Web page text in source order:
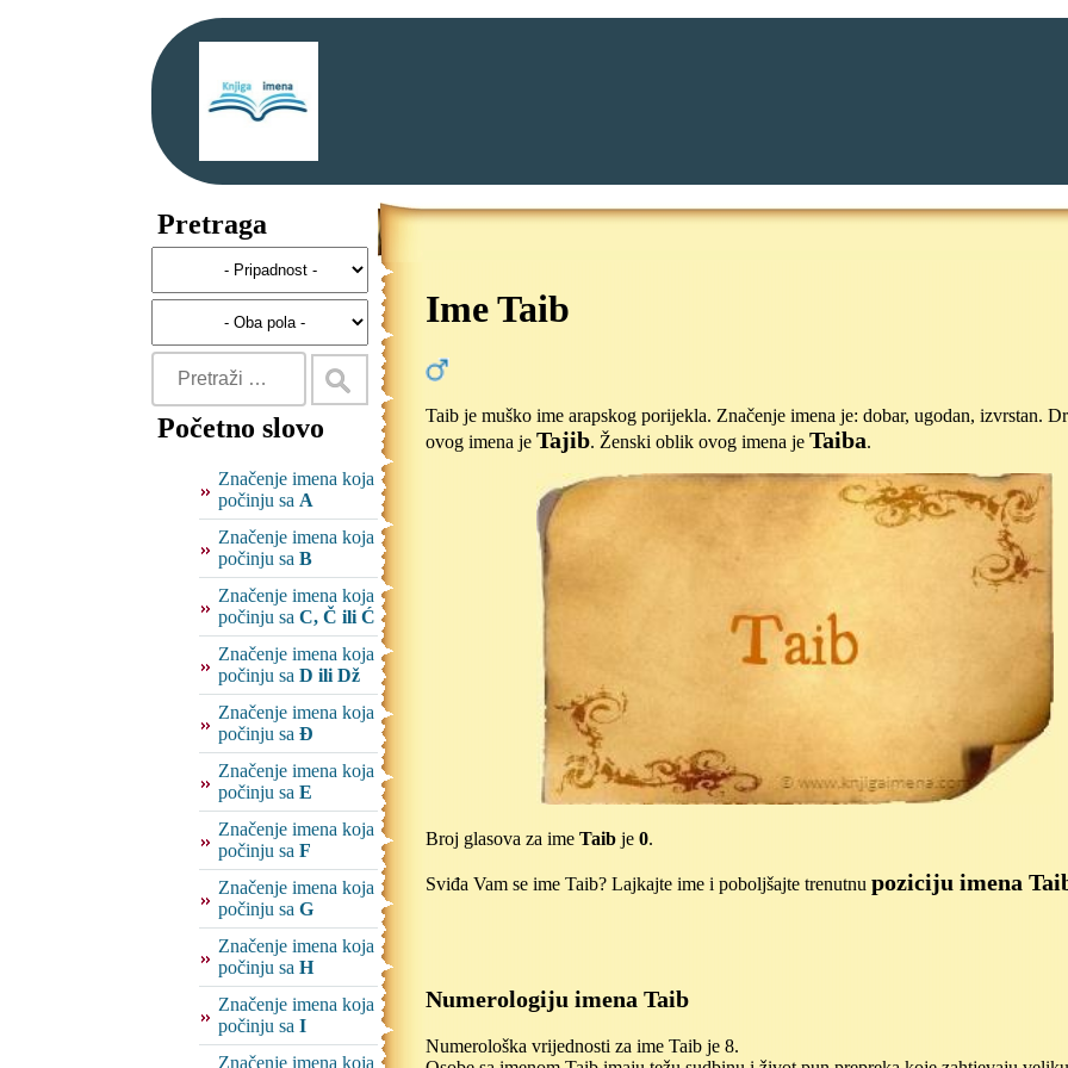
Pretraga
Početno slovo
Značenje imena koja
počinju sa A
Značenje imena koja
počinju sa B
Značenje imena koja
počinju sa C, Č ili Ć
Značenje imena koja
počinju sa D ili Dž
Značenje imena koja
počinju sa Đ
Značenje imena koja
počinju sa E
Značenje imena koja
počinju sa F
Značenje imena koja
počinju sa G
Značenje imena koja
počinju sa H
Značenje imena koja
počinju sa I
Značenje imena koja
Ime Taib
Taib je muško ime arapskog porijekla. Značenje imena je: dobar, ugodan, izvrstan.
ovog imena je Tajib. Ženski oblik ovog imena je Taiba.
Broj glasova za ime Taib je 0.
Sviđa Vam se ime Taib? Lajkajte ime i poboljšajte trenutnu poziciju imena
Numerologiju imena Taib
Numerološka vrijednosti za ime Taib je 8.